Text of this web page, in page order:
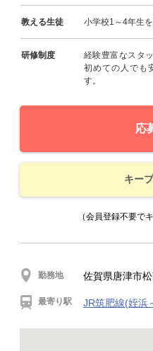
教える生徒 小学校1～4年生
研修制度
経験豊富なスタ
初めての人でも
す。
応
キー
（会員登録不要で
勤務地 佐賀県唐津市
最寄り駅 JR筑肥線(姪浜